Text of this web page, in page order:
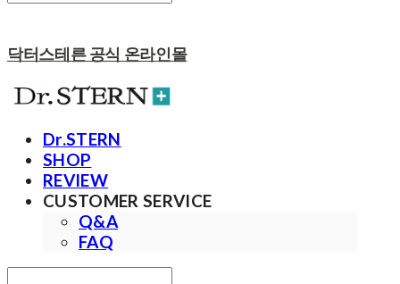
닥터스테른 공식 온라인몰
Dr.STERN
SHOP
REVIEW
CUSTOMER SERVICE
Q&A
FAQ